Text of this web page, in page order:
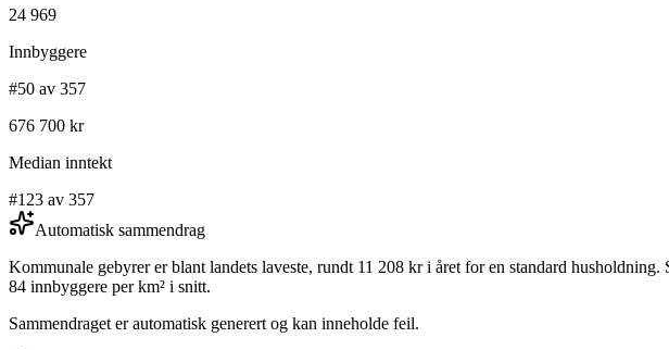
24 969
Innbyggere
#50 av 357
676 700 kr
Median inntekt
#123 av 357
Automatisk sammendrag
Kommunale gebyrer er blant landets laveste, rundt 11 208 kr i året for en standard
84 innbyggere per km² i snitt.
Sammendraget er automatisk generert og kan inneholde feil.